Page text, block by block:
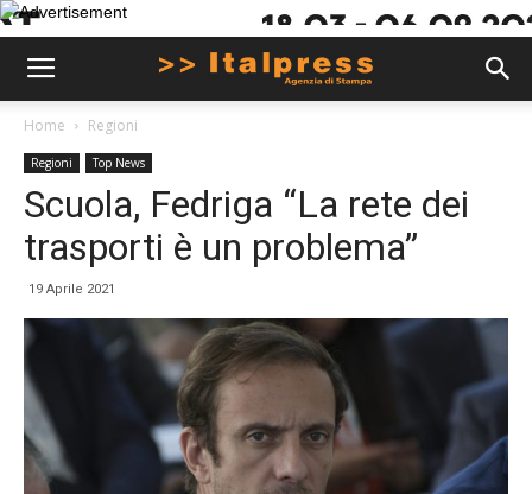
Home Regioni
Regioni Top News
Scuola, Fedriga “La rete dei
trasporti è un problema”
19 Aprile 2021